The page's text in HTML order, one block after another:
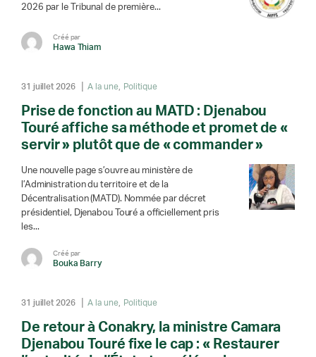
2026 par le Tribunal de première...
Créé par
Hawa Thiam
31 juillet 2026 A la une Politique
Prise de fonction au MATD : Djenabou
Touré affiche sa méthode et promet de «
servir » plutôt que de « commander »
Une nouvelle page s’ouvre au ministère de
l’Administration du territoire et de la
Décentralisation (MATD). Nommée par décret
présidentiel, Djenabou Touré a officiellement pris
les...
Créé par
Bouka Barry
31 juillet 2026 A la une Politique
De retour à Conakry, la ministre Camara
Djenabou Touré fixe le cap : « Restaurer